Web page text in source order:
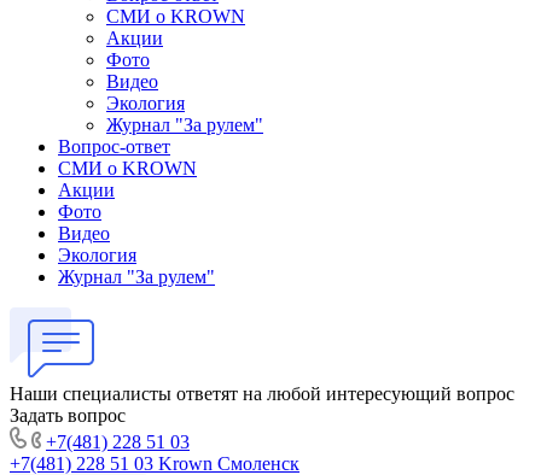
СМИ о KROWN
Акции
Фото
Видео
Экология
Журнал "За рулем"
Вопрос-ответ
СМИ о KROWN
Акции
Фото
Видео
Экология
Журнал "За рулем"
Наши специалисты ответят на любой интересующий вопрос
Задать вопрос
+7(481) 228 51 03
+7(481) 228 51 03 Krown Смоленск